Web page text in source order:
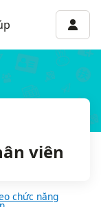
viên
chức năng